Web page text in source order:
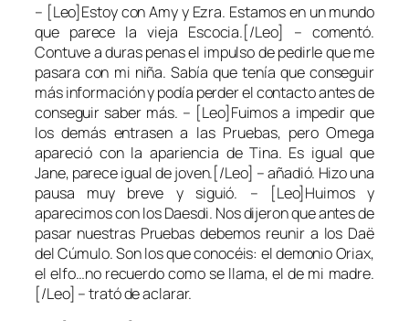
– [Leo]Estoy con Amy y Ezra. Estamos en un mundo
que parece la vieja Escocia.[/Leo] – comentó.
Contuve a duras penas el impulso de pedirle que me
pasara con mi niña. Sabía que tenía que conseguir
más información y podía perder el contacto antes de
conseguir saber más. – [Leo]Fuimos a impedir que
los demás entrasen a las Pruebas, pero Omega
apareció con la apariencia de Tina. Es igual que
Jane, parece igual de joven.[/Leo] – añadió. Hizo una
pausa muy breve y siguió. – [Leo]Huimos y
aparecimos con los Daesdi. Nos dijeron que antes de
pasar nuestras Pruebas debemos reunir a los Daë
del Cúmulo. Son los que conocéis: el demonio Oriax,
el elfo…no recuerdo como se llama, el de mi madre.
[/Leo] – trató de aclarar.